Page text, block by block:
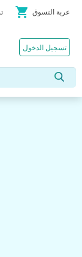
shopping_cart عربة التسوق
تسجيل الدخول